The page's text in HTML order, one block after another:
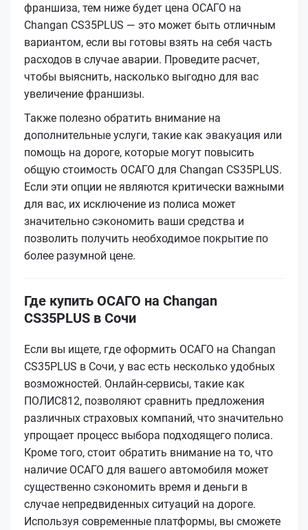
франшиза, тем ниже будет цена ОСАГО на
Changan CS35PLUS — это может быть отличным
вариантом, если вы готовы взять на себя часть
расходов в случае аварии. Проведите расчет,
чтобы выяснить, насколько выгодно для вас
увеличение франшизы.
Также полезно обратить внимание на
дополнительные услуги, такие как эвакуация или
помощь на дороге, которые могут повысить
общую стоимость ОСАГО для Changan CS35PLUS.
Если эти опции не являются критически важными
для вас, их исключение из полиса может
значительно сэкономить ваши средства и
позволить получить необходимое покрытие по
более разумной цене.
Где купить ОСАГО на Changan
CS35PLUS в Сочи
Если вы ищете, где оформить ОСАГО на Changan
CS35PLUS в Сочи, у вас есть несколько удобных
возможностей. Онлайн-сервисы, такие как
ПОЛИС812, позволяют сравнить предложения
различных страховых компаний, что значительно
упрощает процесс выбора подходящего полиса.
Кроме того, стоит обратить внимание на то, что
наличие ОСАГО для вашего автомобиля может
существенно сэкономить время и деньги в
случае непредвиденных ситуаций на дороге.
Используя современные платформы, вы сможете